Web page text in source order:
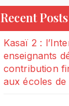
Recent Posts
Kasaï 2 :
enseignants
contribution
aux écoles de